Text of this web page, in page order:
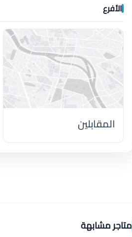
الأفرع
المقابلين
متاجر مشابهة